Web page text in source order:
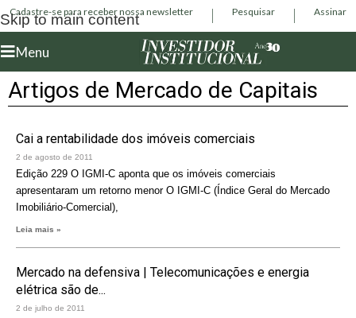
Skip to main content
Cadastre-se para receber nossa newsletter Pesquisar Assinar
Menu
Artigos de Mercado de Capitais
Cai a rentabilidade dos imóveis comerciais
2 de agosto de 2011
Edição 229 O IGMI-C aponta que os imóveis comerciais
apresentaram um retorno menor O IGMI-C (Índice Geral do Mercado
Imobiliário-Comercial),
Leia mais »
Mercado na defensiva | Telecomunicações e energia
elétrica são de...
2 de julho de 2011